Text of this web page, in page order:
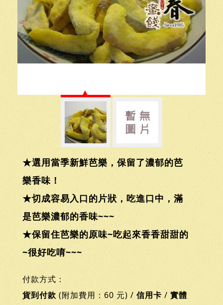
★選用當季新鮮芭樂，保留了濃郁的芭
樂香味！
★切成容易入口的片狀，吃進口中，滿
是芭樂濃郁的香味~~~
★保留住芭樂的原味~吃起來香香甜甜的
~很好吃唷~~~
付款方式：
貨到付款 (附加費用：60 元) / 信用卡 / 實體